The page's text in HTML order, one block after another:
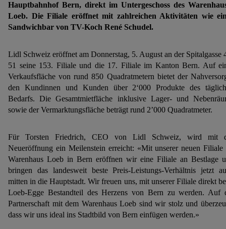
Hauptbahnhof Bern, direkt im Untergeschoss des
Loeb. Die Filiale eröffnet mit zahlreichen Aktivitäten wie
Sandwichbar von TV-Koch René Schudel.
Lidl Schweiz eröffnet am Donnerstag, 5. August an der Spitalgasse
51 seine 153. Filiale und die 17. Filiale im Kanton Bern. Auf
Verkaufsfläche von rund 850 Quadratmetern bietet der
den Kundinnen und Kunden über 2‘000 Produkte des
Bedarfs. Die Gesamtmietfläche inklusive Lager- und
sowie der Vermarktungsfläche beträgt rund 2’000 Quadratmeter.
Für Torsten Friedrich, CEO von Lidl Schweiz, wird mit
Neueröffnung ein Meilenstein erreicht: «Mit unserer neuen Filiale
Warenhaus Loeb in Bern eröffnen wir eine Filiale an Bestlage
bringen das landesweit beste Preis-Leistungs-Verhältnis jetzt
mitten in die Hauptstadt. Wir freuen uns, mit unserer Filiale direkt
Loeb-Egge Bestandteil des Herzens von Bern zu werden. Auf
Partnerschaft mit dem Warenhaus Loeb sind wir stolz und
dass wir uns ideal ins Stadtbild von Bern einfügen werden.»